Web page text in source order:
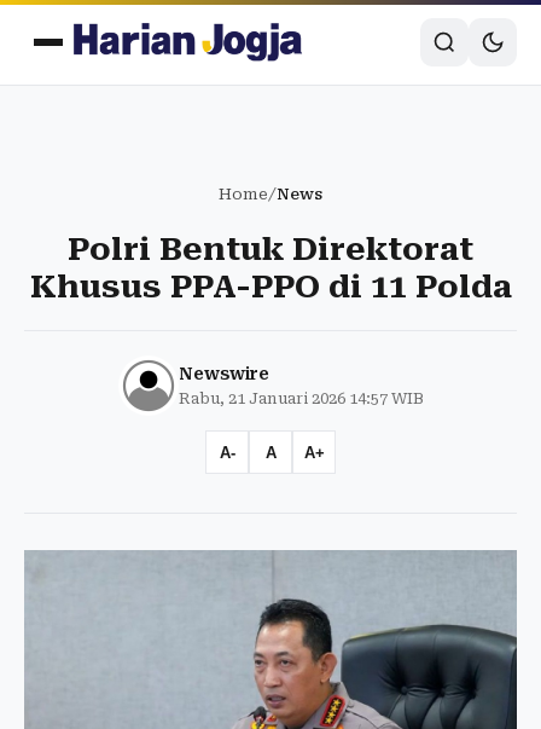
Home/News
Polri Bentuk Direktorat
Khusus PPA-PPO di 11 Polda
Newswire
Rabu, 21 Januari 2026 14:57 WIB
A- A A+